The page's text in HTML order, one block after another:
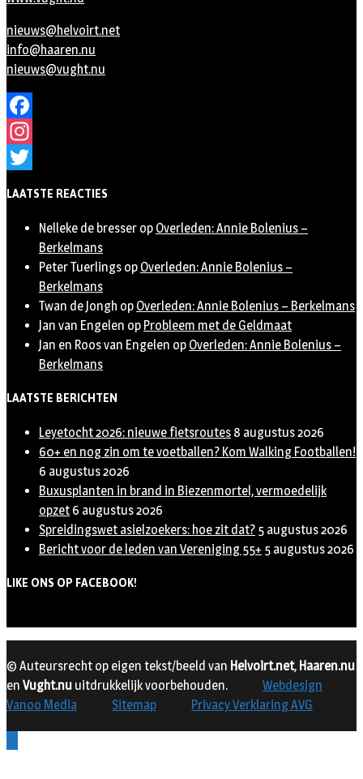
nieuws@helvoirt.net
info@haaren.nu
nieuws@vught.nu
Facebook
Instagram
LAATSTE REACTIES
Nelleke de bresser op Overleden: Annie Bolenius –
Berkelmans
Peter Tuerlings op Overleden: Annie Bolenius –
Berkelmans
Twan de Jongh op Overleden: Annie Bolenius – Berkelmans
Jan van Engelen op Probleem met de Geldmaat
Jan en Roos van Engelen op Overleden: Annie Bolenius –
Berkelmans
LAATSTE BERICHTEN
Leyetocht 2026: nieuwe fietsroutes 8 augustus 2026
60+ en nog zin om te voetballen? Kom Walking Footballen!
6 augustus 2026
Buxusplanten in brand in Biezenmortel, vermoedelijk
opzet 6 augustus 2026
Spreidingswet asielzoekers: hoe zit dat? 5 augustus 2026
Bericht voor de leden van Vereniging 55+ 5 augustus 2026
LIKE ONS OP FACEBOOK!
© Auteursrecht op eigen tekst/beeld van Helvoirt.net, Haaren.nu
en Vught.nu uitdrukkelijk voorbehouden.
Webdesign
Vanoo Media
Sitemap Privacy Verklaring AVG